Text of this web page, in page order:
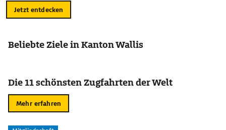
Jetzt entdecken
Beliebte Ziele in Kanton Wallis
Die 11 schönsten Zugfahrten der Welt
Mehr erfahren